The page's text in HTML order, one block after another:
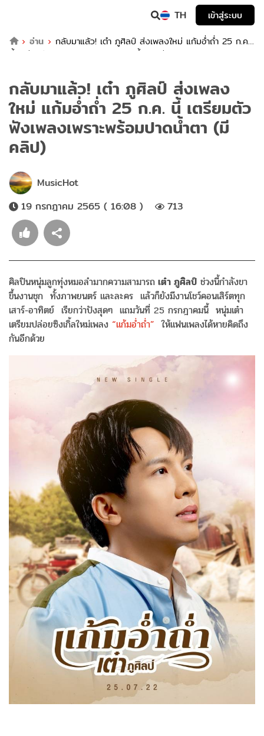
TH
เข้าสู่ระบบ
อ่าน
กลับมาแล้ว! เต๋า ภูศิลป์ ส่งเพลงใหม่ แก้มอ่ำถ่ำ 25 ก.ค.
นี้ เตรียมตัวฟังเพลงเพราะพร้อมปาดน้ำตา (มีคลิป)
กลับมาแล้ว! เต๋า ภูศิลป์ ส่งเพลง
ใหม่ แก้มอ่ำถ่ำ 25 ก.ค. นี้ เตรียมตัว
ฟังเพลงเพราะพร้อมปาดน้ำตา (มี
คลิป)
MusicHot
19 กรกฎาคม 2565 ( 16:08 )
713
ศิลปินหนุ่มลูกทุ่งหมอลำมากความสามารถ เต๋า ภูศิลป์ ช่วงนี้กำลังขา
ขึ้นงานชุก ทั้งภาพยนตร์ และละคร แล้วก็ยังมีงานโชว์คอนเสิร์ตทุก
เสาร์-อาทิตย์ เรียกว่าปังสุดๆ แถมวันที่ 25 กรกฎาคมนี้ หนุ่มเต๋า
เตรียมปล่อยซิงเกิ้ลใหม่เพลง “แก้มอ่ำถ่ำ” ให้แฟนเพลงได้หายคิดถึง
กันอีกด้วย